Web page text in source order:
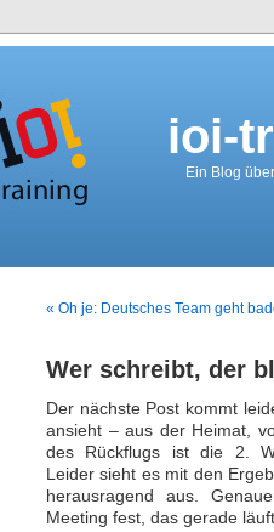
ioi-
Ein Blog
« Oh je: Deutsches Team geht
Wer schreibt, der
Der nächste Post kommt
ansieht – aus der Heimat,
des Rückflugs ist die 2.
Leider sieht es mit den
herausragend aus.
Meeting fest, das gerade